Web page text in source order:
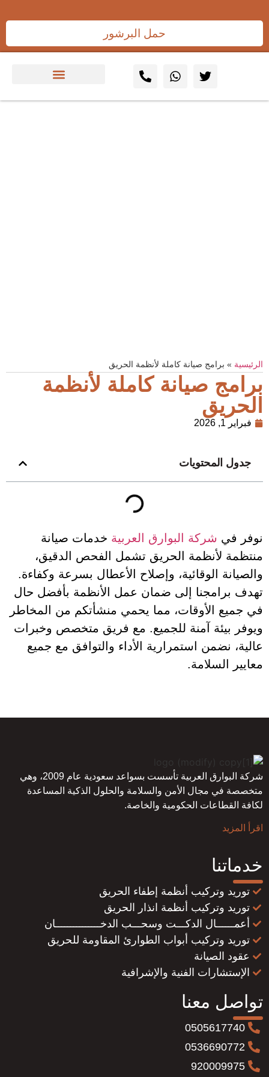
حمل البرشور
الرئيسية » برامج صيانة كاملة لأنظمة الحريق
برامج صيانة كاملة لأنظمة
الحريق
فبراير 1, 2026
جدول المحتويات
نوفر في شركة البوارق العربية خدمات صيانة
منتظمة لأنظمة الحريق تشمل الفحص الدقيق،
والصيانة الوقائية، وإصلاح الأعطال بسرعة وكفاءة.
تهدف برامجنا إلى ضمان عمل الأنظمة بأفضل حال
في جميع الأوقات، مما يحمي منشأتكم من المخاطر
ويوفر بيئة آمنة للجميع. مع فريق متخصص وخبرات
عالية، نضمن استمرارية الأداء والتوافق مع جميع
معايير السلامة.
شركة البوارق العربية تأسست بسواعد سعودية عام 2009، وهي
متخصصة في مجال الأمن والسلامة والحلول الذكية المساعدة
لكافة القطاعات الحكومية والخاصة.
اقرأ المزيد
خدماتنا
توريد وتركيب أنظمة إطفاء الحريق
توريد وتركيب أنظمة انذار الحريق
أعمــــــال الدكـــت وسحـــب الدخـــــــــــــــان
توريد وتركيب أبواب الطوارئ المقاومة للحريق
عقود الصيانة
الإستشارات الفنية والإشرافية
تواصل معنا
0505617740
0536690772
920009975